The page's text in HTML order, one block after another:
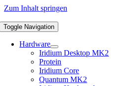
Zum Inhalt springen
Toggle Navigation
Hardware
Iridium Desktop MK2
Protein
Iridium Core
Quantum MK2